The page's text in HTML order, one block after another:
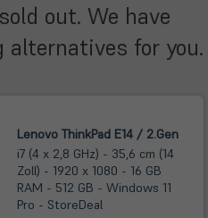
out. We have
for you.
Lenovo ThinkPad E14 / 2.Gen
i7 (4 x 2,8 GHz) - 35,6 cm (14
Zoll) - 1920 x 1080 - 16 GB
RAM - 512 GB - Windows 11
Pro - StoreDeal